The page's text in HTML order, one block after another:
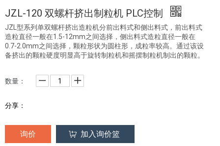
JZL-120 双螺杆挤出制粒机 PLC控制
JZL型系列单双螺杆挤出造粒机分前出料式和侧出料式，前出料式
造粒直径一般在1.5-12mm之间选择，侧出料式造粒直径一般在
0.7-2.0mm之间选择，颗粒形状为圆柱形，成粒率较高。通过该设
备挤出的颗粒硬度明显高于旋转制粒机和摇摆制粒机制出的颗粒。
数量：
分享：
询价 加入询价篮